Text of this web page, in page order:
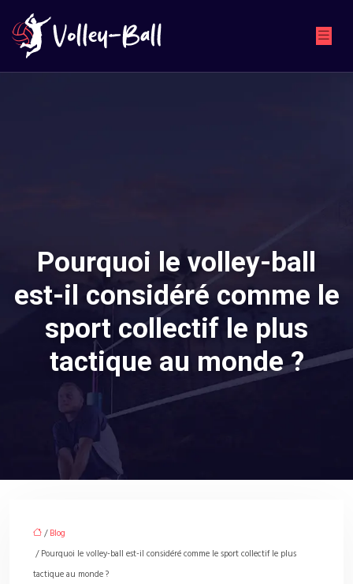
Pourquoi le volley-ball
est-il considéré comme le
sport collectif le plus
tactique au monde ?
/Blog
/ Pourquoi le volley-ball est-il considéré comme le sport collectif le plus
tactique au monde ?